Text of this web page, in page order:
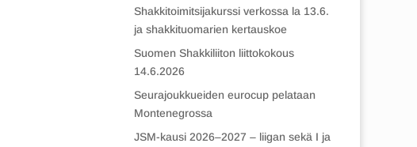
Shakkitoimitsijakurssi verkossa la 13.6.
ja shakkituomarien kertauskoe
Suomen Shakkiliiton liittokokous
14.6.2026
Seurajoukkueiden eurocup pelataan
Montenegrossa
JSM-kausi 2026–2027 – liigan sekä I ja